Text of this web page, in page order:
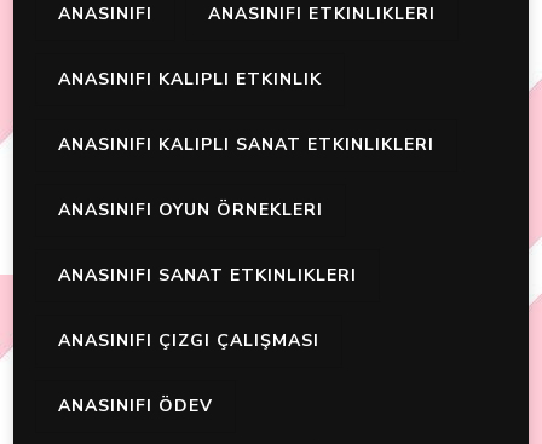
ANASINIFI ANASINIFI ETKINLIKLERI
ANASINIFI KALIPLI ETKINLIK
ANASINIFI KALIPLI SANAT ETKINLIKLERI
ANASINIFI OYUN ÖRNEKLERI
ANASINIFI SANAT ETKINLIKLERI
ANASINIFI ÇIZGI ÇALIŞMASI
ANASINIFI ÖDEV